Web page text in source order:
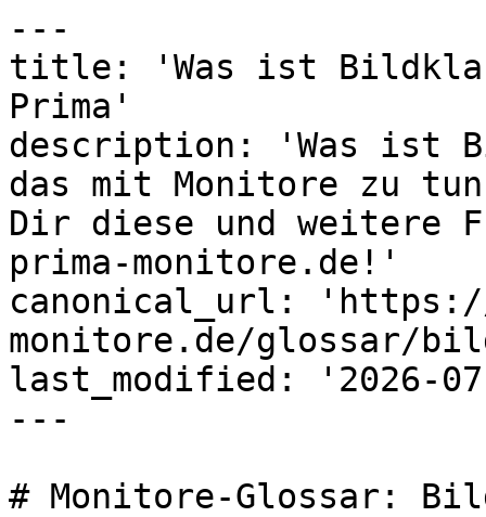
---
title: 'Was ist
Prima'
description: 'Was ist
das mit Monitore zu
Dir diese und weitere
prima-monitore.de!'
canonical_url: 'https://
monitore.de/glossar/
last_modified: '2026-
---
# Monitore-Glossar: